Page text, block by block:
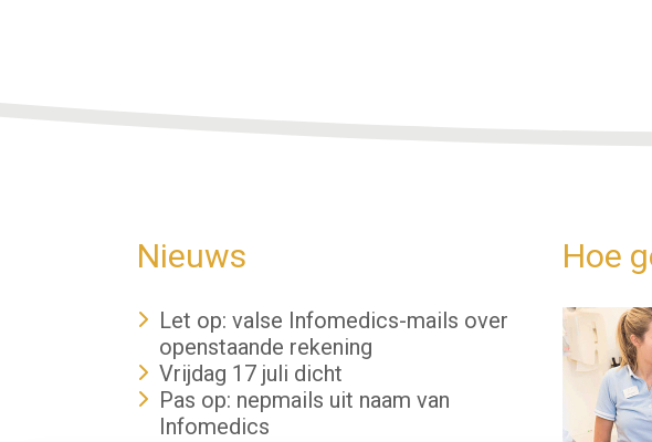
Nieuws
Let op: valse Infomedics-mails over
openstaande rekening
Vrijdag 17 juli dicht
Pas op: nepmails uit naam van
Infomedics
Hoe